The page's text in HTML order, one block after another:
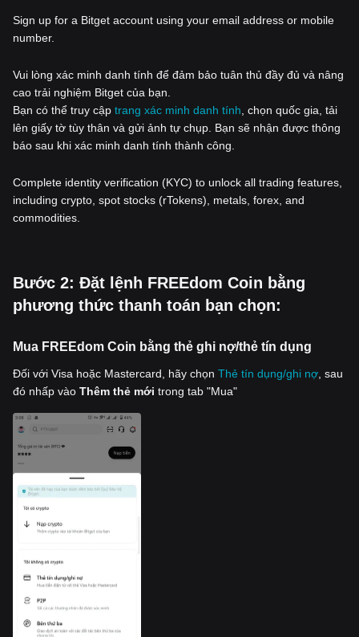
Sign up for a Bitget account using your email address or mobile
number.
Vui lòng xác minh danh tính để đảm bảo tuân thủ đầy đủ và nâng
cao trải nghiệm Bitget của bạn.
Bạn có thể truy cập trang xác minh danh tính , chọn quốc gia, tải
lên giấy tờ tùy thân và gửi ảnh tự chụp. Bạn sẽ nhận được thông
báo sau khi xác minh danh tính thành công.
Complete identity verification (KYC) to unlock all trading features,
including crypto, spot stocks (rTokens), metals, forex, and
commodities.
‌Bước 2: Đặt lệnh FREEdom Coin bằng
phương thức thanh toán bạn chọn:
Mua FREEdom Coin bằng thẻ ghi nợ/thẻ tín dụng
Đối với Visa hoặc Mastercard, hãy chọn Thẻ tín dụng/ghi nợ , sau
đó nhấp vào Thêm thẻ mới trong tab "Mua"